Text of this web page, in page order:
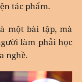
tác phẩm.
một bài tập, mà
làm phải học
nghề.